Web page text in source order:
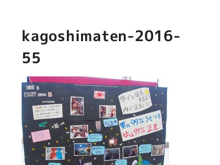
kagoshimaten-2016-
55